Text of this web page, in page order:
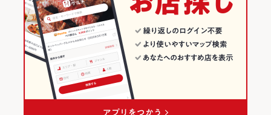
中野・高円寺・阿佐ヶ谷・方南町 × 和食
中野・高円寺・阿佐ヶ谷・方南町 × 焼き鳥・鶏料理
中野駅 × 和食
中野駅 × 焼き鳥・鶏料理
東京 × 和風
東京 × 和食
東京 × 焼き鳥・鶏料理
中野のグルメランキング
中野の居酒屋ランキング